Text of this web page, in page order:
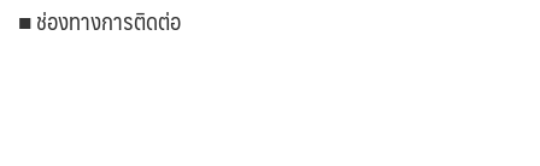
■ ช่องทางการติดต่อ